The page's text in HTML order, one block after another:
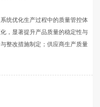
统优化生产过程中的质量管控体
，显著提升产品质量的稳定性与
整改措施制定；供应商生产质量